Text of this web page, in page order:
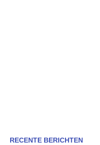
RECENTE BERICHTEN